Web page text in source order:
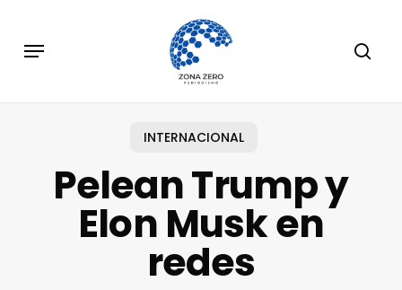
main
Menu
INTERNACIONAL
Pelean Trump y
Elon Musk en
redes